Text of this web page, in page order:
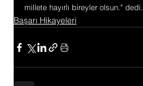
millete hayırlı bireyler olsun." dedi.
Başarı Hikayeleri